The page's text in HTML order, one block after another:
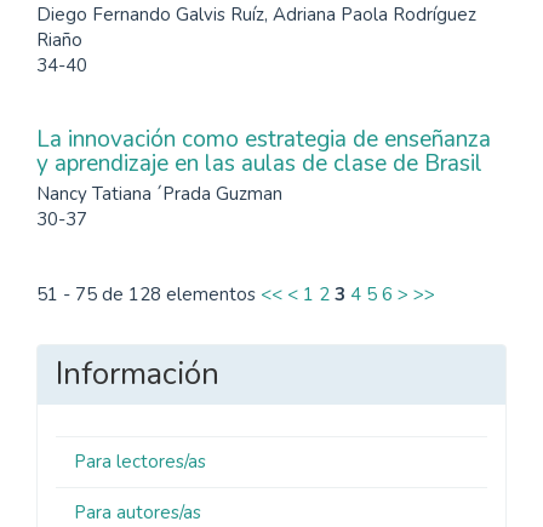
Diego Fernando Galvis Ruíz, Adriana Paola Rodríguez
Riaño
34-40
La innovación como estrategia de enseñanza
y aprendizaje en las aulas de clase de Brasil
Nancy Tatiana ´Prada Guzman
30-37
51 - 75 de 128 elementos << < 1 2 3 4 5 6 > >>
Información
Para lectores/as
Para autores/as